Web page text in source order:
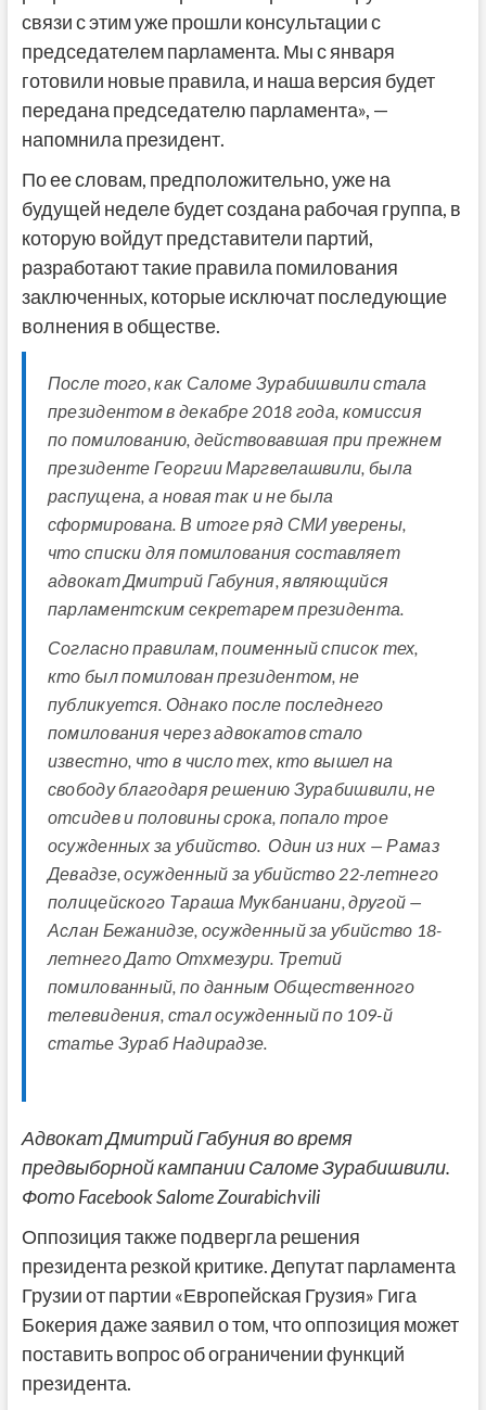
связи с этим уже прошли консультации с
председателем парламента. Мы с января
готовили новые правила, и наша версия будет
передана председателю парламента», —
напомнила президент.
По ее словам, предположительно, уже на
будущей неделе будет создана рабочая группа, в
которую войдут представители партий,
разработают такие правила помилования
заключенных, которые исключат последующие
волнения в обществе.
После того, как Саломе Зурабишвили стала
президентом в декабре 2018 года, комиссия
по помилованию, действовавшая при прежнем
президенте Георгии Маргвелашвили, была
распущена, а новая так и не была
сформирована. В итоге ряд СМИ уверены,
что списки для помилования составляет
адвокат Дмитрий Габуния, являющийся
парламентским секретарем президента.
Согласно правилам, поименный список тех,
кто был помилован президентом, не
публикуется. Однако после последнего
помилования через адвокатов стало
известно, что в число тех, кто вышел на
свободу благодаря решению Зурабишвили, не
отсидев и половины срока, попало трое
осужденных за убийство. Один из них — Рамаз
Девадзе, осужденный за убийство 22-летнего
полицейского Тараша Мукбаниани, другой —
Аслан Бежанидзе, осужденный за убийство 18-
летнего Дато Отхмезури. Третий
помилованный, по данным Общественного
телевидения, стал осужденный по 109-й
статье Зураб Надирадзе.
Адвокат Дмитрий Габуния во время
предвыборной кампании Саломе Зурабишвили.
Фото Facebook Salome Zourabichvili
Оппозиция также подвергла решения
президента резкой критике. Депутат парламента
Грузии от партии «Европейская Грузия» Гига
Бокерия даже заявил о том, что оппозиция может
поставить вопрос об ограничении функций
президента.